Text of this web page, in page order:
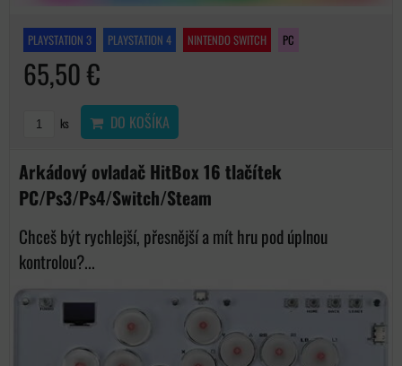
PLAYSTATION 3 PLAYSTATION 4 NINTENDO SWITCH PC
65,50 €
ks DO KOŠÍKA
Arkádový ovladač HitBox 16 tlačítek
PC/Ps3/Ps4/Switch/Steam
Chceš být rychlejší, přesnější a mít hru pod úplnou
kontrolou?...